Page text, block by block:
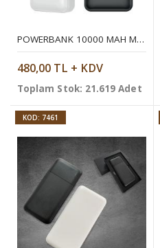
POWERBANK 10000 MAH MOBIL ŞARJ CIHAZI
480,00 TL + KDV
Toplam Stok: 21.619 Adet
KOD: 7461